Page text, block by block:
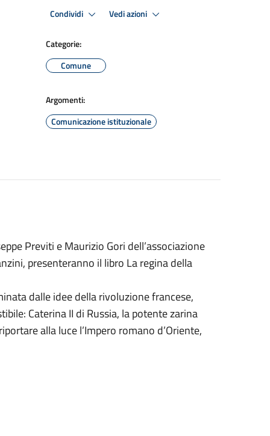
Condividi Vedi azioni
Categorie:
Comune
Argomenti:
Comunicazione istituzionale
Previti e Maurizio Gori dell’associazione
presenteranno il libro La regina della
dalle idee della rivoluzione francese,
Caterina II di Russia, la potente zarina
alla luce l’Impero romano d’Oriente,